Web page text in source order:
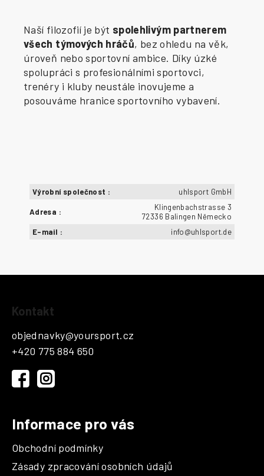
Naší filozofií je být spolehlivým partnerem
všech týmových hráčů, bez ohledu na věk,
úroveň nebo sportovní ambice. Díky úzké
spolupráci s profesionálními sportovci,
trenéry i kluby neustále inovujeme a
posouváme hranice sportovního vybavení.
Výrobní společnost : uhlsport GmbH
Adresa :
Klingenbachstrasse 3
72336 Balingen Německo
E-mail : info@uhlsport.de
Kontakt
objednavky@yoursport.cz
+420 775 884 650
Informace pro vás
Obchodní podmínky
Zásady zpracování osobních údajů